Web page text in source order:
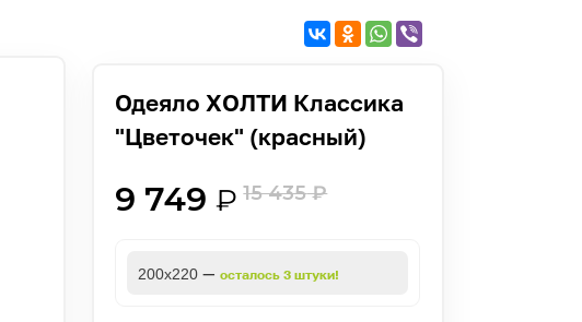
Одеяло ХОЛТИ Классика
"Цветочек" (красный)
9 749 ₽ 15 435₽
200х220 —осталось 3 штуки!